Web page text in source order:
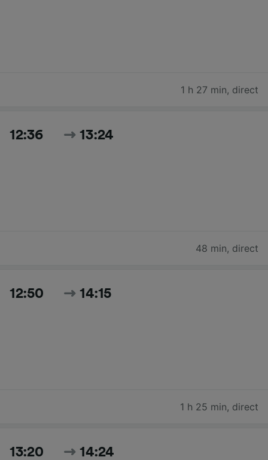
1 h 27 min, direct
12:36 13:24
48 min, direct
12:50 14:15
1 h 25 min, direct
13:20 14:24